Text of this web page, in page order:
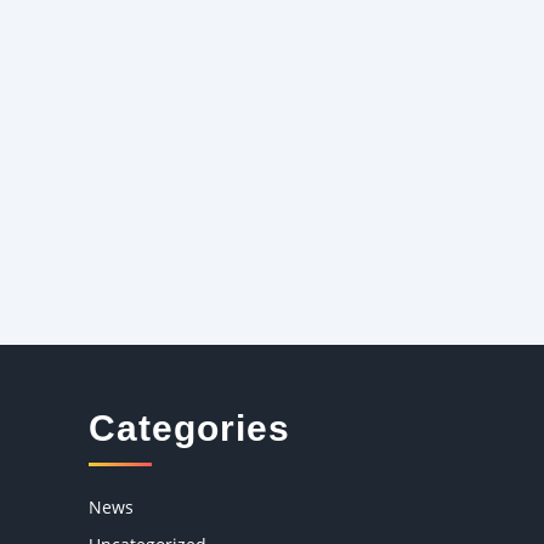
Categories
News